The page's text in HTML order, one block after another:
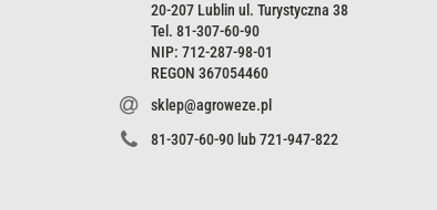
20-207 Lublin ul. Turystyczna 38
Tel. 81-307-60-90
NIP: 712-287-98-01
REGON 367054460
sklep@agroweze.pl
81-307-60-90 lub 721-947-822